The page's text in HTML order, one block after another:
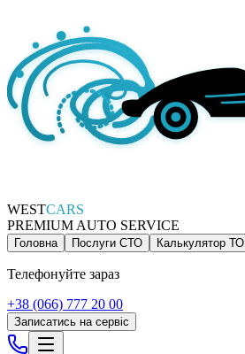
WESTCARS
PREMIUM AUTO SERVICE
Головна Послуги СТО Калькулятор ТО
Телефонуйте зараз
+38 (066) 777 20 00
Записатись на сервіс